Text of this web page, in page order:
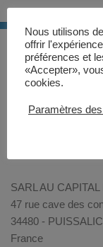
SARL AU
47 rue cave des
34480 -
France
Nous utilisons
offrir
préférences et
«Accepter»,
cookies.
Paramètres